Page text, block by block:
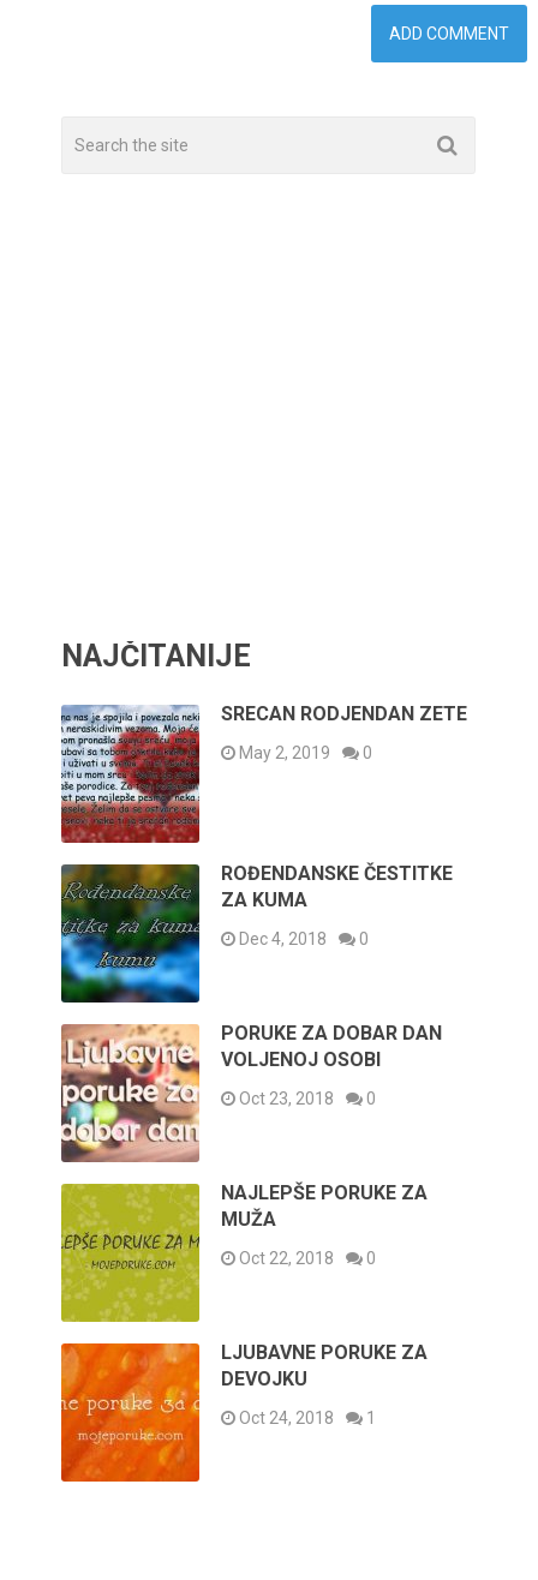
NAJČITANIJE
SRECAN RODJENDAN ZETE
May 2, 2019 0
ROĐENDANSKE ČESTITKE
ZA KUMA
Dec 4, 2018 0
PORUKE ZA DOBAR DAN
VOLJENOJ OSOBI
Oct 23, 2018 0
NAJLEPŠE PORUKE ZA
MUŽA
Oct 22, 2018 0
LJUBAVNE PORUKE ZA
DEVOJKU
Oct 24, 2018 1